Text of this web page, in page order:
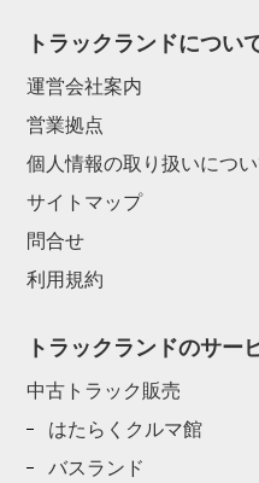
トラックランドについ
運営会社案内
営業拠点
個人情報の取り扱いについ
サイトマップ
問合せ
利用規約
トラックランドのサー
中古トラック販売
はたらくクルマ館
バスランド